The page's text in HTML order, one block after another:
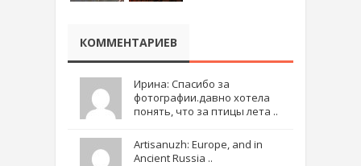
КОММЕНТАРИЕВ
Ирина: Спасибо за
фотографии.давно хотела
понять, что за птицы лета ..
Artisanuzh: Europe, and in
Ancient Russia ..